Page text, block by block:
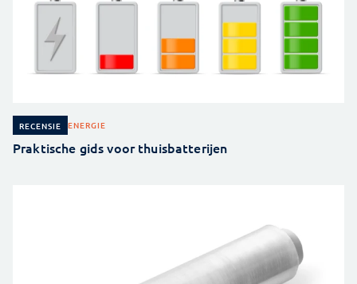
RECENSIE ENERGIE
Praktische gids voor thuisbatterijen